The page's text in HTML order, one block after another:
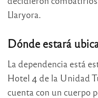
Llaryora.
Dónde estará
La dependencia está
Hotel 4 de la Unidad
cuenta con un cuerpo